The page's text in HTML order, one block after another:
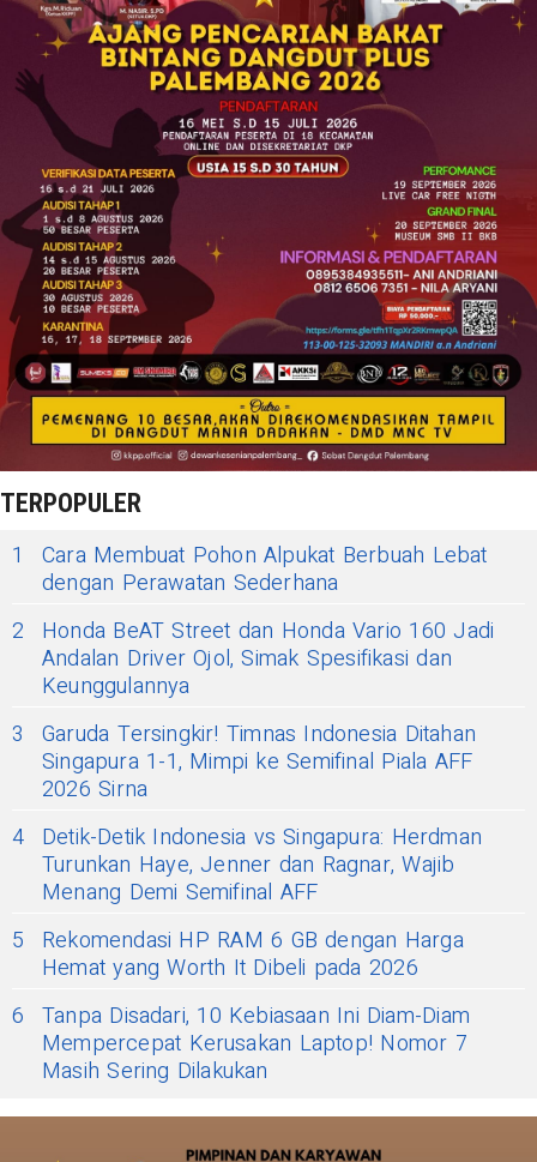
TERPOPULER
1
Cara Membuat Pohon Alpukat Berbuah Lebat
dengan Perawatan Sederhana
2
Honda BeAT Street dan Honda Vario 160 Jadi
Andalan Driver Ojol, Simak Spesifikasi dan
Keunggulannya
3
Garuda Tersingkir! Timnas Indonesia Ditahan
Singapura 1-1, Mimpi ke Semifinal Piala AFF
2026 Sirna
4 Detik-Detik Indonesia vs Singapura: Herdman
Turunkan Haye, Jenner dan Ragnar, Wajib
Menang Demi Semifinal AFF
5
Rekomendasi HP RAM 6 GB dengan Harga
Hemat yang Worth It Dibeli pada 2026
6 Tanpa Disadari, 10 Kebiasaan Ini Diam-Diam
Mempercepat Kerusakan Laptop! Nomor 7
Masih Sering Dilakukan